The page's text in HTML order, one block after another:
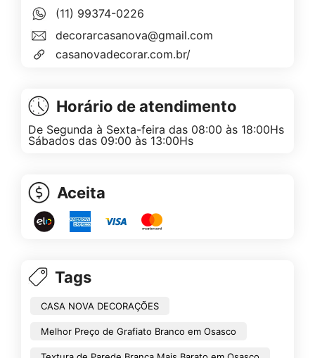
(11) 99374-0226
decorarcasanova@gmail.com
casanovadecorar.com.br/
Horário de atendimento
De Segunda à Sexta-feira das 08:00 às 18:00Hs
Sábados das 09:00 às 13:00Hs
Aceita
Tags
CASA NOVA DECORAÇÕES
Melhor Preço de Grafiato Branco em Osasco